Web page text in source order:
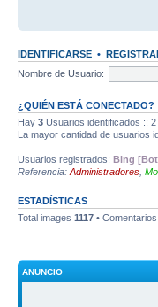
IDENTIFICARSE •
Nombre de Usuario:
¿QUIÉN ESTÁ CONECTADO?
Hay 3 Usuarios identificados ::
La mayor cantidad de usuarios
Usuarios registrados: Bing
Referencia: Administradores
ESTADÍSTICAS
Total images 1117 •
ANUNCIO